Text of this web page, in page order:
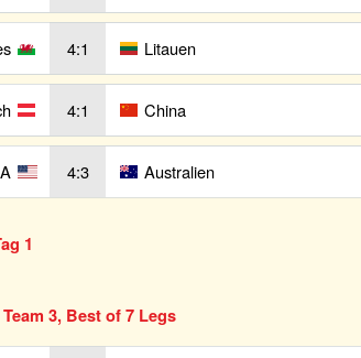
4:1 Litauen
4:1 China
4:3 Australien
1
3, Best of 7 Legs